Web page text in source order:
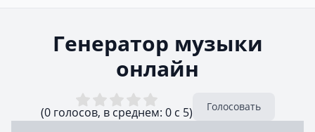
Генератор музыки
онлайн
(0 голосов, в среднем: 0 с 5) Голосовать